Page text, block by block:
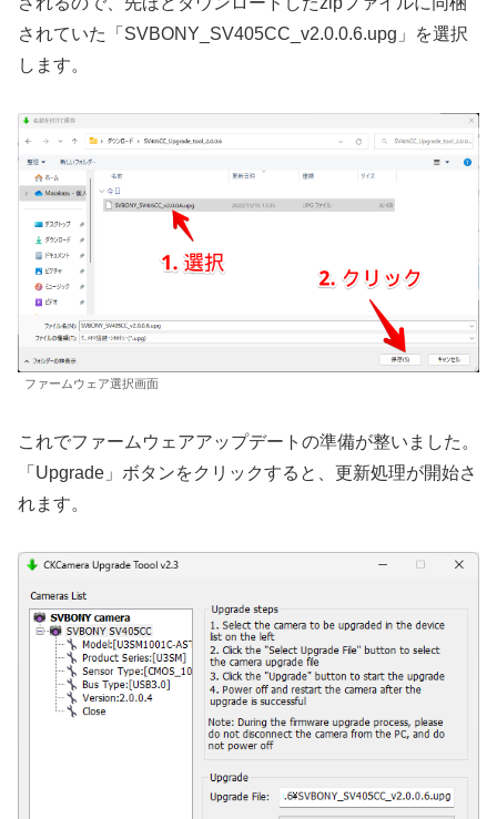
されていた「SVBONY_SV405CC_v2.0.0.6.upg」を選択
します。
ファームウェア選択画面
これでファームウェアアップデートの準備が整いました。
「Upgrade」ボタンをクリックすると、更新処理が開始さ
れます。